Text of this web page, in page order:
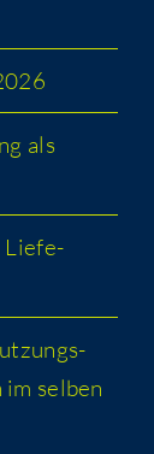
als
Lie­fe­
sel­ben